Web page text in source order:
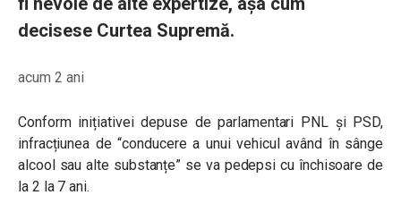
decisese Curtea Supremă.
acum 2 ani
Conform inițiativei depuse de parlamentari PNL și PSD,
infracțiunea de “conducere a unui vehicul având în sânge
alcool sau alte substanțe” se va pedepsi cu închisoare de
la 2 la 7 ani.